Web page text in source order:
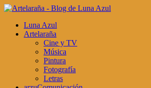
Luna Azul
Artelaraña
Cine y TV
Música
Pintura
Fotografía
Letras